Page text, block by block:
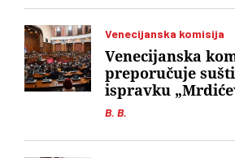
Venecijanska komisija
B. B.
Venecijanska
preporučuje
ispravku